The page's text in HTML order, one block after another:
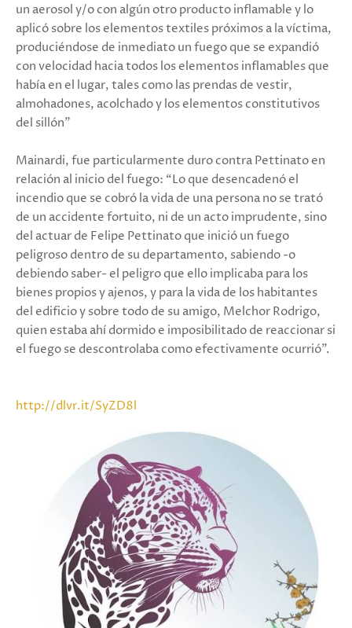
un aerosol y/o con algún otro producto inflamable y lo
aplicó sobre los elementos textiles próximos a la víctima,
produciéndose de inmediato un fuego que se expandió
con velocidad hacia todos los elementos inflamables que
había en el lugar, tales como las prendas de vestir,
almohadones, acolchado y los elementos constitutivos
del sillón”
Mainardi, fue particularmente duro contra Pettinato en
relación al inicio del fuego: “Lo que desencadenó el
incendio que se cobró la vida de una persona no se trató
de un accidente fortuito, ni de un acto imprudente, sino
del actuar de Felipe Pettinato que inició un fuego
peligroso dentro de su departamento, sabiendo -o
debiendo saber- el peligro que ello implicaba para los
bienes propios y ajenos, y para la vida de los habitantes
del edificio y sobre todo de su amigo, Melchor Rodrigo,
quien estaba ahí dormido e imposibilitado de reaccionar si
el fuego se descontrolaba como efectivamente ocurrió”.
http://dlvr.it/SyZD8l